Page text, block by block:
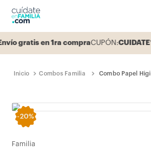
gratis en 1ra compraCUPÓN:CUIDATE
Combos Familia
Combo Papel
-20%
Familia